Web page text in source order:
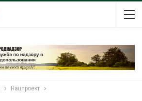
Нацпроект